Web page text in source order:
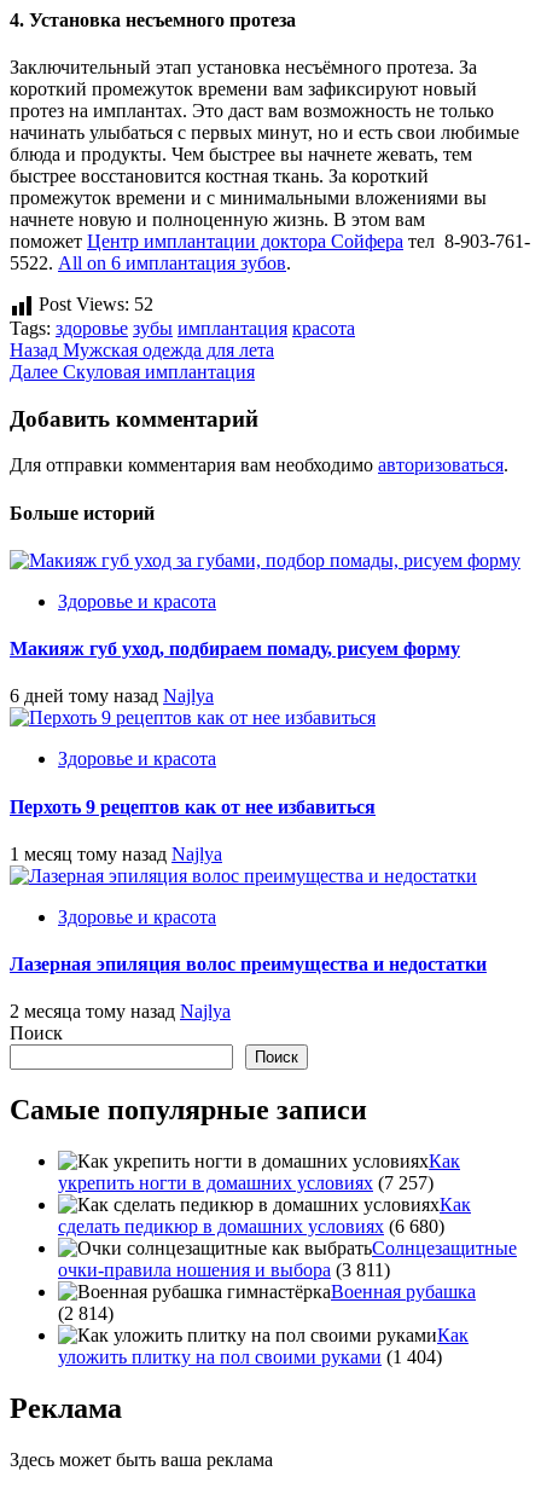
4. Установка несъемного протеза
Заключительный этап установка несъёмного протеза. За
короткий промежуток времени вам зафиксируют новый
протез на имплантах. Это даст вам возможность не только
начинать улыбаться с первых минут, но и есть свои любимые
блюда и продукты. Чем быстрее вы начнете жевать, тем
быстрее восстановится костная ткань. За короткий
промежуток времени и с минимальными вложениями вы
начнете новую и полноценную жизнь. В этом вам
поможет Центр имплантации доктора Сойфера тел 8-903-761-
5522. All on 6 имплантация зубов.
Post Views: 52
Tags: здоровье зубы имплантация красота
Post
navigation
Назад Мужская одежда для лета
Далее Скуловая имплантация
Добавить комментарий
Для отправки комментария вам необходимо авторизоваться.
Больше историй
Здоровье и красота
Макияж губ уход, подбираем помаду, рисуем форму
6 дней тому назад Najlya
Здоровье и красота
Перхоть 9 рецептов как от нее избавиться
1 месяц тому назад Najlya
Здоровье и красота
Лазерная эпиляция волос преимущества и недостатки
2 месяца тому назад Najlya
Поиск
Поиск
Самые популярные записи
Как
укрепить ногти в домашних условиях (7 257)
Как
сделать педикюр в домашних условиях (6 680)
Солнцезащитные
очки-правила ношения и выбора (3 811)
Военная рубашка
(2 814)
Как
уложить плитку на пол своими руками (1 404)
Реклама
Здесь может быть ваша реклама